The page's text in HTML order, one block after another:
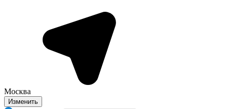
Москва
Изменить